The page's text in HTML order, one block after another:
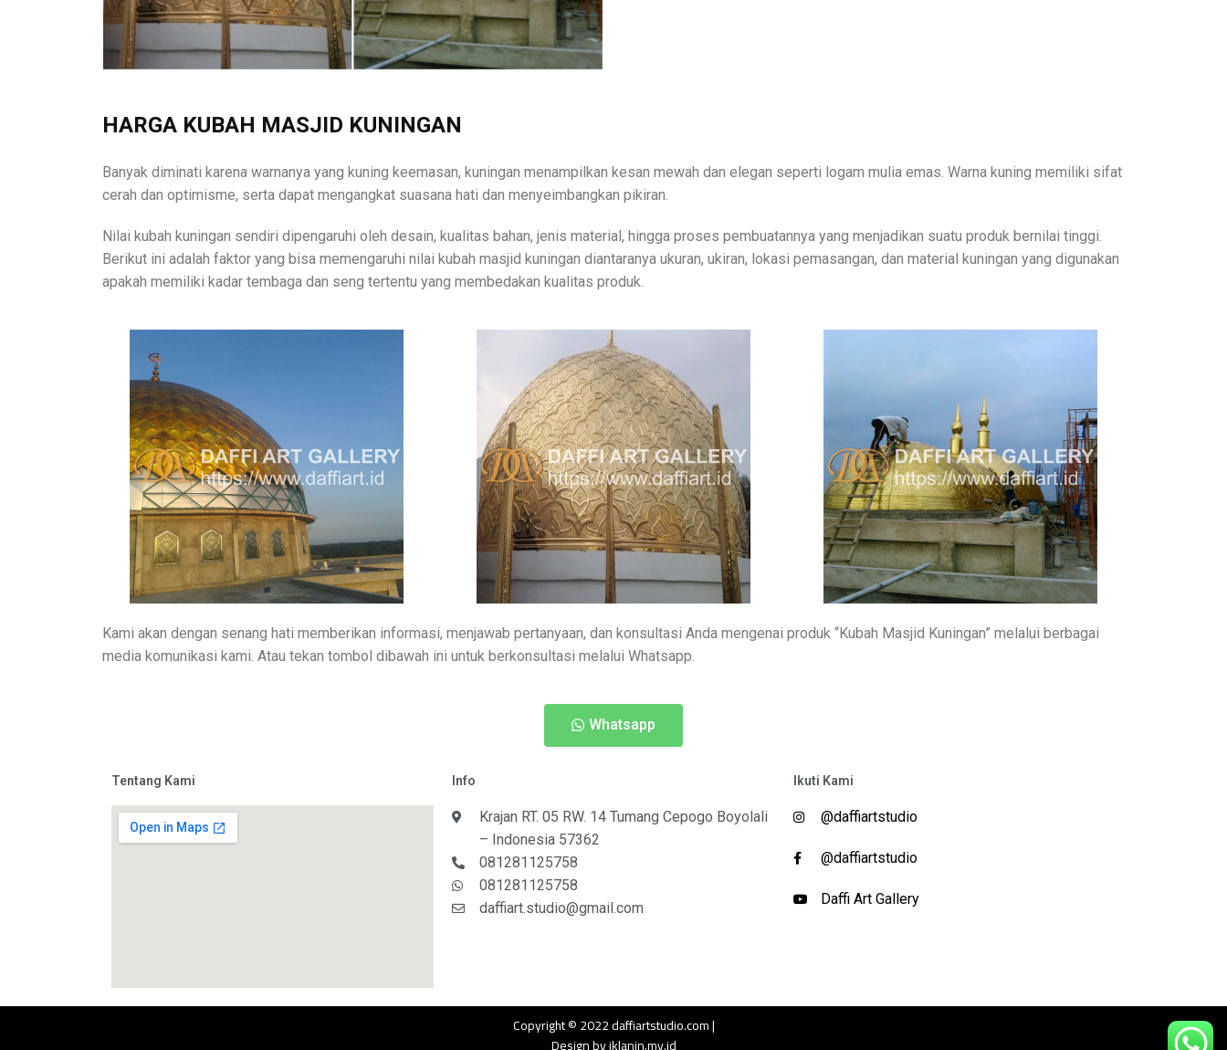
HARGA KUBAH MASJID KUNINGAN
Banyak diminati karena warnanya yang kuning keemasan, kuningan menampilkan kesan mewah dan elegan seperti logam mulia emas. Warna kuning memiliki sifat
cerah dan optimisme, serta dapat mengangkat suasana hati dan menyeimbangkan pikiran.
Nilai kubah kuningan sendiri dipengaruhi oleh desain, kualitas bahan, jenis material, hingga proses pembuatannya yang menjadikan suatu produk bernilai tinggi.
Berikut ini adalah faktor yang bisa memengaruhi nilai kubah masjid kuningan diantaranya ukuran, ukiran, lokasi pemasangan, dan material kuningan yang digunakan
apakah memiliki kadar tembaga dan seng tertentu yang membedakan kualitas produk.
Kami akan dengan senang hati memberikan informasi, menjawab pertanyaan, dan konsultasi Anda mengenai produk “Kubah Masjid Kuningan” melalui berbagai
media komunikasi kami. Atau tekan tombol dibawah ini untuk berkonsultasi melalui Whatsapp.
Whatsapp
Tentang Kami Info
Krajan RT. 05 RW. 14 Tumang Cepogo Boyolali
– Indonesia 57362
081281125758
081281125758
daffiart.studio@gmail.com
Ikuti Kami
@daffiartstudio
@daffiartstudio
Daffi Art Gallery
Copyright © 2022daffiartstudio.com|